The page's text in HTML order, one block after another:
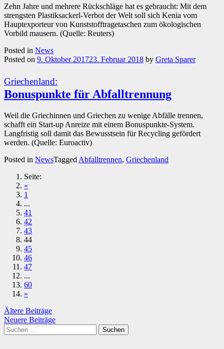
Zehn Jahre und mehrere Rückschläge hat es gebraucht: Mit dem
strengsten Plastiksackerl-Verbot der Welt soll sich Kenia vom
Hauptexporteur von Kunststofftragetaschen zum ökologischen
Vorbild mausern. (Quelle: Reuters)
Posted in News
Posted on 9. Oktober 201723. Februar 2018 by Greta Sparer
Griechenland:
Bonuspunkte für Abfalltrennung
Weil die Griechinnen und Griechen zu wenige Abfälle trennen,
schafft ein Start-up Anreize mit einem Bonuspunkte-System.
Langfristig soll damit das Bewusstsein für Recycling gefördert
werden. (Quelle: Euroactiv)
Posted in NewsTagged Abfalltrennen, Griechenland
Seite:
«
1
...
41
42
43
44
45
46
47
...
60
»
Beitragsnavigation
Ältere Beiträge
Neuere Beiträge
Suchen
nach: